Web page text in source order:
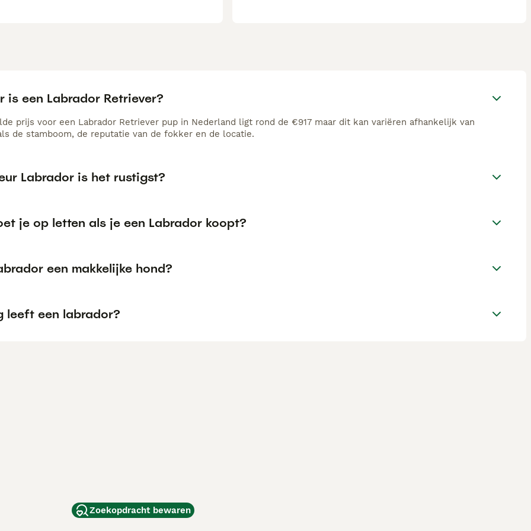
is een Labrador Retriever?
prijs voor een Labrador Retriever pup in Nederland ligt rond de €917 maar dit kan variëren afhankelijk van
de stamboom, de reputatie van de fokker en de locatie.
Labrador is het rustigst?
je op letten als je een Labrador koopt?
een makkelijke hond?
leeft een labrador?
Zoekopdracht bewaren